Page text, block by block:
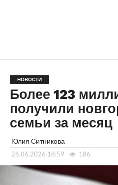
НОВОСТИ
Более 123
получили
семьи за месяц
Юлия Ситникова
26.06.2026 18:59 186